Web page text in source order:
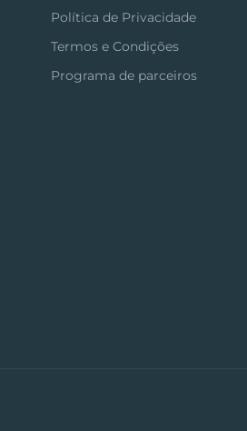
Política de Privacidade
Termos e Condições
Programa de parceiros